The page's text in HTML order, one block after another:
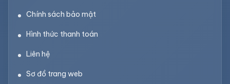
Chính sách bảo mật
Hình thức thanh toán
Liên hệ
Sơ đồ trang web